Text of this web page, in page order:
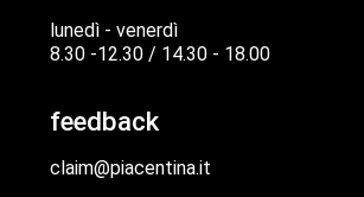
lunedì - venerdì
8.30 -12.30 / 14.30 - 18.00
feedback
claim@piacentina.it